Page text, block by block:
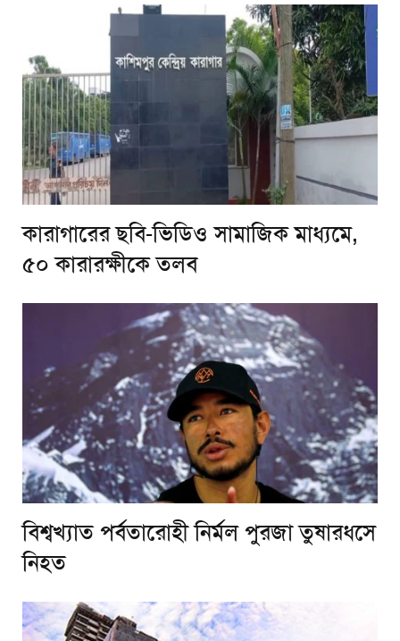
কারাগারের ছবি-ভিডিও সামাজিক মাধ্যমে,
৫০ কারারক্ষীকে তলব
বিশ্বখ্যাত পর্বতারোহী নির্মল পুরজা তুষারধসে
নিহত